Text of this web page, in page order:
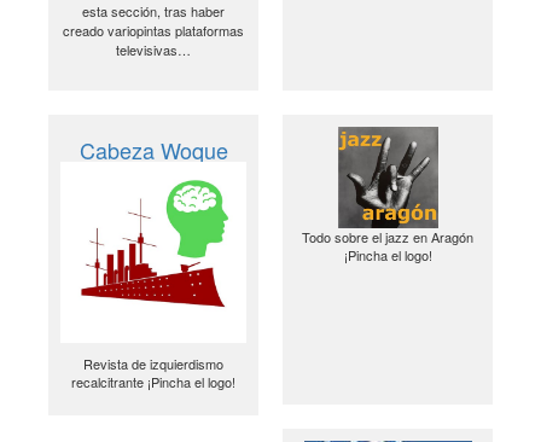
esta sección, tras haber
creado variopintas plataformas
televisivas…
Cabeza Woque
Revista de izquierdismo
recalcitrante ¡Pincha el logo!
Todo sobre el jazz en Aragón
¡Pincha el logo!